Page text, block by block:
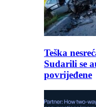
Teška
Sudarili se
povrijeđene